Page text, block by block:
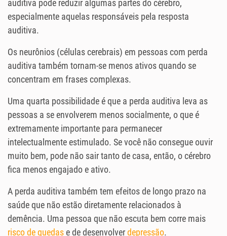
auditiva pode reduzir algumas partes do cérebro,
especialmente aquelas responsáveis ​​pela resposta
auditiva.
Os neurônios (células cerebrais) em pessoas com perda
auditiva também tornam-se menos ativos quando se
concentram em frases complexas.
Uma quarta possibilidade é que a perda auditiva leva as
pessoas a se envolverem menos socialmente, o que é
extremamente importante para permanecer
intelectualmente estimulado. Se você não consegue ouvir
muito bem, pode não sair tanto de casa, então, o cérebro
fica menos engajado e ativo.
A perda auditiva também tem efeitos de longo prazo na
saúde que não estão diretamente relacionados à
demência. Uma pessoa que não escuta bem corre mais
risco de quedas e de desenvolverdepressão.